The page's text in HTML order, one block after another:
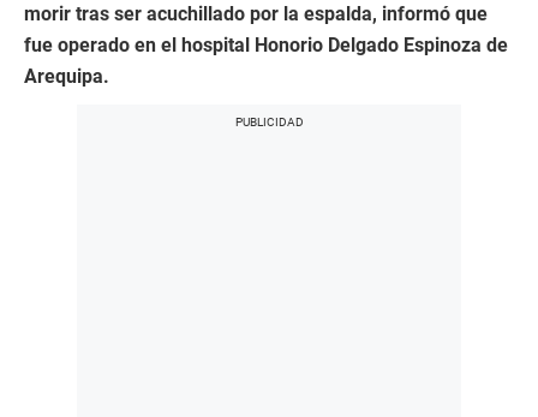
morir tras ser acuchillado por la espalda, informó que
fue operado en el hospital Honorio Delgado Espinoza de
Arequipa.